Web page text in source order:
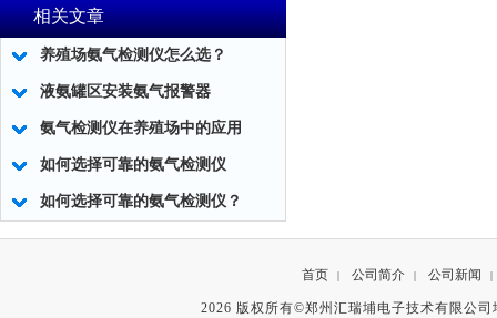
相关文章
养殖场氨气检测仪怎么选？
液氨罐区安装氨气报警器
氨气检测仪在养殖场中的应用
如何选择可靠的氨气检测仪
如何选择可靠的氨气检测仪？
首页 | 公司简介 | 公司新闻 |
2026 版权所有©郑州汇瑞埔电子技术有限公